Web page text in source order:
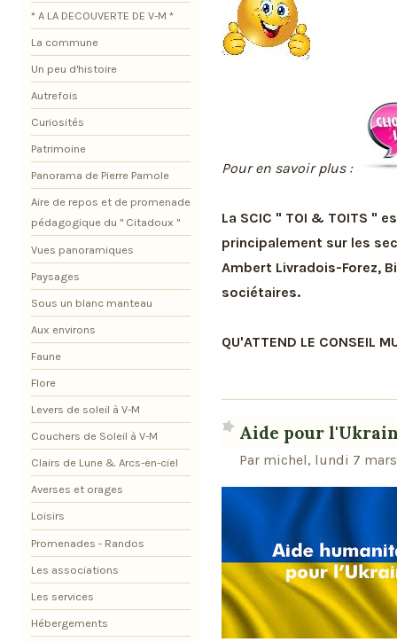
Pour en savoir plus :
La SCIC " TOI & TOITS "
principalement sur les
Ambert Livradois-Forez,
sociétaires.
QU'ATTEND LE CONSEIL
Aide pour
Par michel, lundi 7
* A LA DECOUVERTE DE V-M *
La commune
Un peu d'histoire
Autrefois
Curiosités
Patrimoine
Panorama de Pierre Pamole
Aire de repos et de promenade
pédagogique du " Citadoux "
Vues panoramiques
Paysages
Sous un blanc manteau
Aux environs
Faune
Flore
Levers de soleil à V-M
Couchers de Soleil à V-M
Clairs de Lune & Arcs-en-ciel
Averses et orages
Loisirs
Promenades - Randos
Les associations
Les services
Hébergements